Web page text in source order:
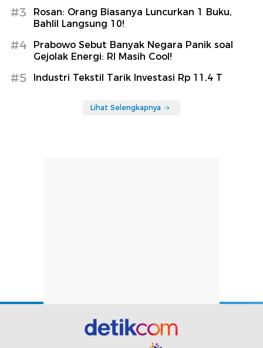
#3
Rosan: Orang Biasanya Luncurkan 1 Buku,
Bahlil Langsung 10!
#4
Prabowo Sebut Banyak Negara Panik soal
Gejolak Energi: RI Masih Cool!
#5 Industri Tekstil Tarik Investasi Rp 11,4 T
Lihat Selengkapnya